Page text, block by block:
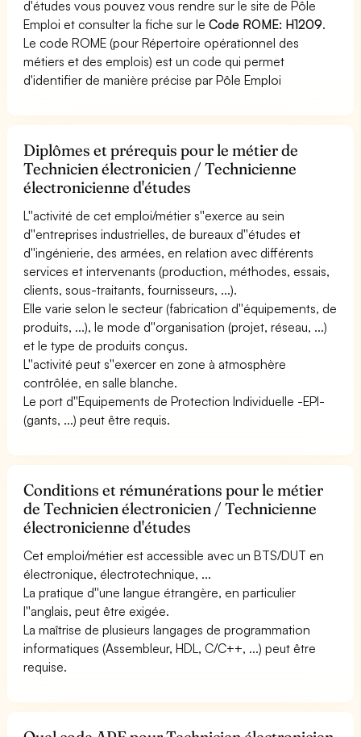
d'études vous pouvez vous rendre sur le site de Pôle
Emploi et consulter la fiche sur leCode ROME: H1209.
Le code ROME (pour Répertoire opérationnel des
métiers et des emplois) est un code qui permet
d'identifier de manière précise par Pôle Emploi
Diplômes et prérequis pour le métier de
Technicien électronicien / Technicienne
électronicienne d'études
L''activité de cet emploi/métier s''exerce au sein
d''entreprises industrielles, de bureaux d''études et
d''ingénierie, des armées, en relation avec différents
services et intervenants (production, méthodes, essais,
clients, sous-traitants, fournisseurs, ...).
Elle varie selon le secteur (fabrication d''équipements, de
produits, ...), le mode d''organisation (projet, réseau, ...)
et le type de produits conçus.
L''activité peut s''exercer en zone à atmosphère
contrôlée, en salle blanche.
Le port d''Equipements de Protection Individuelle -EPI-
(gants, ...) peut être requis.
Conditions et rémunérations pour le métier
de Technicien électronicien / Technicienne
électronicienne d'études
Cet emploi/métier est accessible avec un BTS/DUT en
électronique, électrotechnique, ...
La pratique d''une langue étrangère, en particulier
l''anglais, peut être exigée.
La maîtrise de plusieurs langages de programmation
informatiques (Assembleur, HDL, C/C++, ...) peut être
requise.